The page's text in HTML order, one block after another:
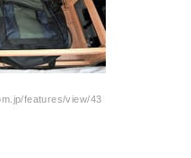
features/view/43